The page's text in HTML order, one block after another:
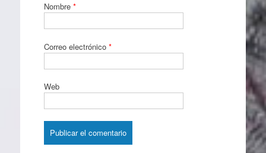
Nombre *
Correo electrónico *
Web